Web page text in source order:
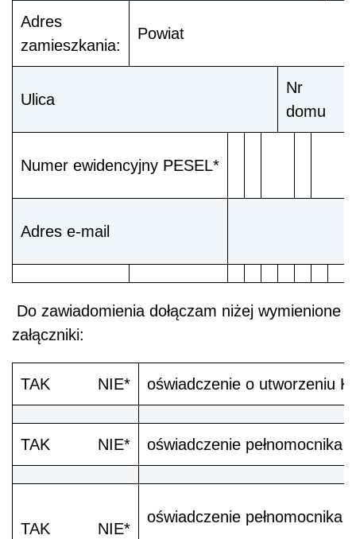
Adres
zamieszkania:
Powiat
Ulica
Nr
domu
Numer ewidencyjny PESEL*
Adres e-mail
Do zawiadomienia dołączam niżej wymienione
załączniki:
TAK NIE* oświadczenie o utworzeniu
TAK NIE* oświadczenie pełnomocnika
TAK NIE*
oświadczenie pełnomocnika